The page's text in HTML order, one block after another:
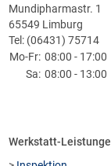
Mundipharmastr. 1
65549 Limburg
Tel: (06431) 75714
Mo-Fr: 08:00 - 17:00
Sa: 08:00 - 13:00
Werkstatt-